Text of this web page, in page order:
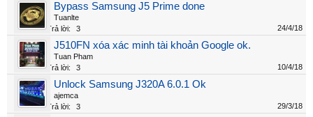
Bypass Samsung J5 Prime done
Tuanlte
Trả lời:
3 24/4/18
J510FN xóa xác minh tài khoản Google ok.
Tuan Pham
Trả lời:
3 10/4/18
Unlock Samsung J320A 6.0.1 Ok
ajemca
Trả lời:
3 29/3/18